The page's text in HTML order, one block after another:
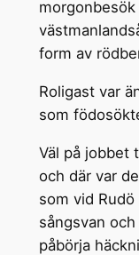
form av
Roligast var
som
Väl på jobbet
och där var
som vid
sångsvan
påbörja